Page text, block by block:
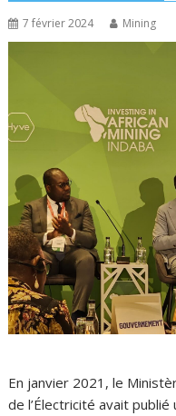
7 février 2024 Mining
En janvier 2021, le
de l’Électricité avait